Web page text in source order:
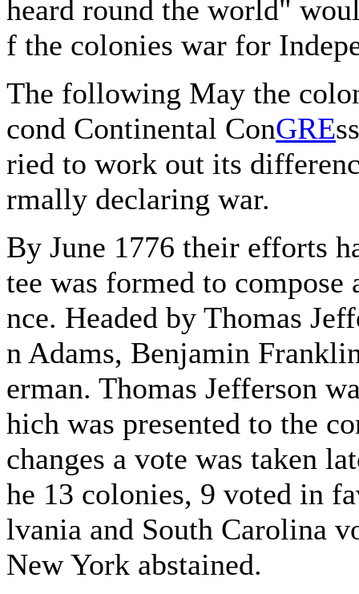
heard round the world"
f the colonies war for
The following May the
cond Continental ConGRE
ried to work out its
rmally declaring war.
By June 1776 their efforts
tee was formed to
nce. Headed by Thomas
n Adams, Benjamin
erman. Thomas Jefferson
hich was presented to the
changes a vote was taken
he 13 colonies, 9 voted in
lvania and South Carolina
New York abstained.